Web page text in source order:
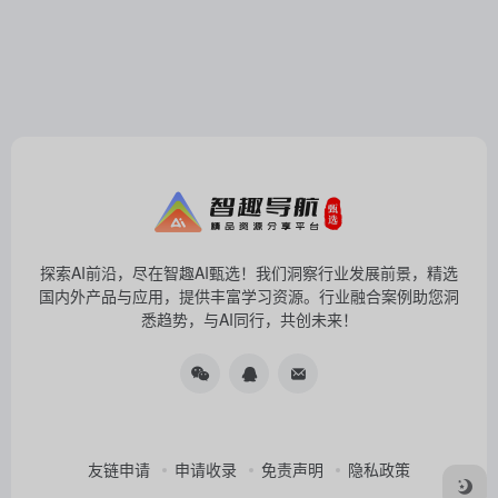
探索AI前沿，尽在智趣AI甄选！我们洞察行业发展前景，精选
国内外产品与应用，提供丰富学习资源。行业融合案例助您洞
悉趋势，与AI同行，共创未来！
友链申请 申请收录 免责声明 隐私政策